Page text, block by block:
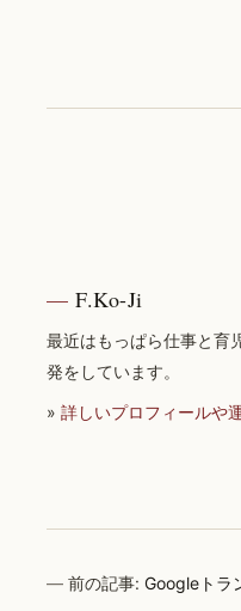
F.Ko-Ji
最近はもっぱら仕事と育
発をしています。
» 詳しいプロフィールや
前の記事:Googleトラ